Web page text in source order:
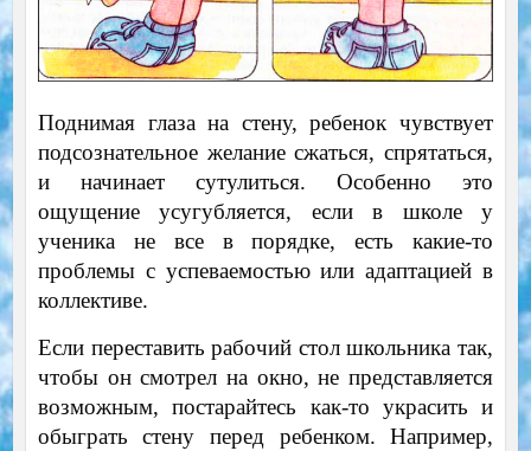
Поднимая глаза на стену, ребенок чувствует
подсознательное желание сжаться, спрятаться,
и начинает сутулиться. Особенно это
ощущение усугубляется, если в школе у
ученика не все в порядке, есть какие-то
проблемы с успеваемостью или адаптацией в
коллективе.
Если переставить рабочий стол школьника так,
чтобы он смотрел на окно, не представляется
возможным, постарайтесь как-то украсить и
обыграть стену перед ребенком. Например,